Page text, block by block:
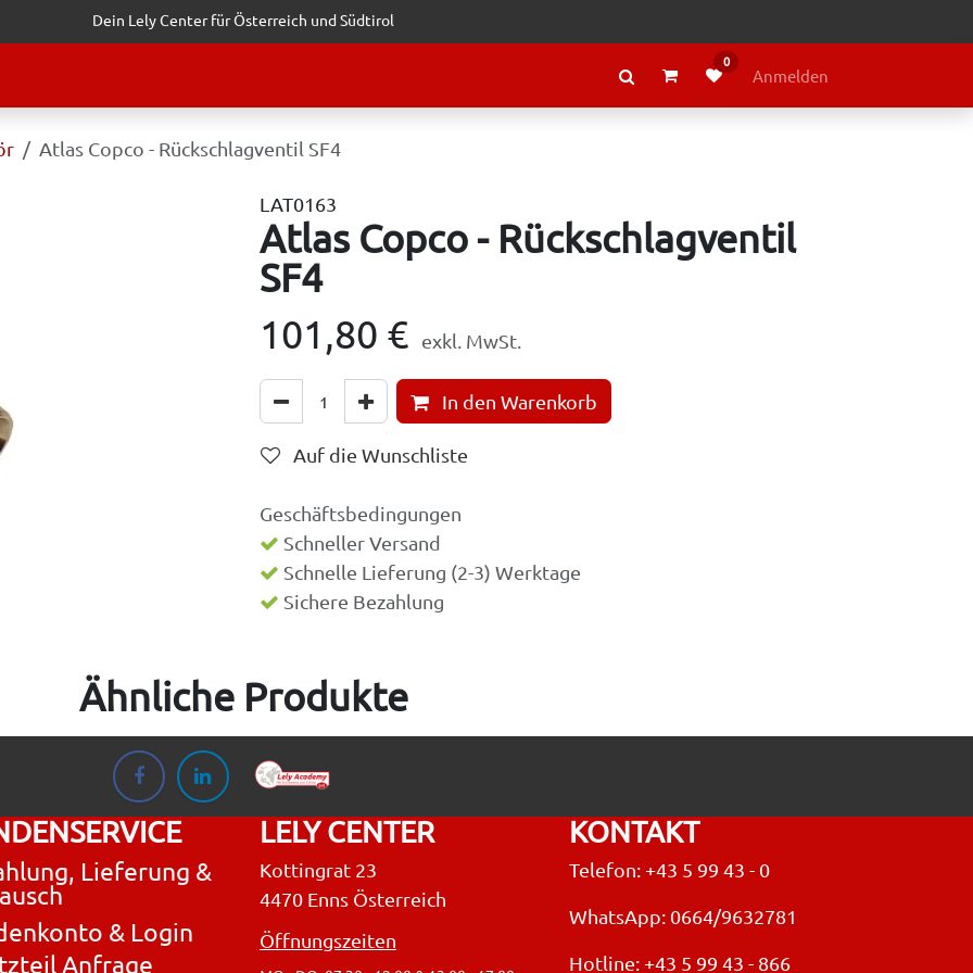
Dein Lely Center für Österreich und Südtirol
ÜBER LELY
0
Anmelden
Atlas Copco - Rückschlagventil SF4
LAT0163
Atlas Copco - Rückschlagventil
SF4
101,80 € exkl. MwSt.
In den Warenkorb
Auf die Wunschliste
Geschäftsbedingungen
Schneller Versand
Schnelle Lieferung (2-3) Werktage
Sichere Bezahlung
Ähnliche Produkte
Lieferung &
& Login
Anfrage
LELY CENTER
Kottingrat 23
4470 Enns Österreich
Öffnungszeiten
KONTAKT
Telefon: +43 5 99 43 - 0
WhatsApp: 0664/9632781
Hotline: +43 5 99 43 - 866